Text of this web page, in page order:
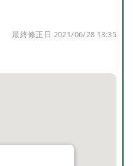
最終修正日 2021/06/28 13:35